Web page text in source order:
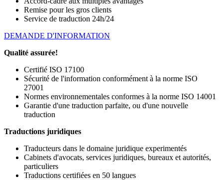
Remise pour les gros clients
Service de traduction 24h/24
DEMANDE D'INFORMATION
Qualité assurée!
Certifié ISO 17100
Sécurité de l'information conformément à la norme ISO
27001
Normes environnementales conformes à la norme ISO 14001
Garantie d'une traduction parfaite, ou d'une nouvelle
traduction
Traductions juridiques
Traducteurs dans le domaine juridique experimentés
Cabinets d'avocats, services juridiques, bureaux et autorités,
particuliers
Traductions certifiées en 50 langues